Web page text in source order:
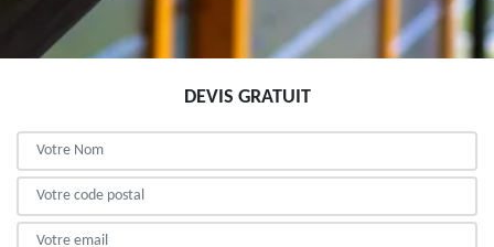
DEVIS GRATUIT